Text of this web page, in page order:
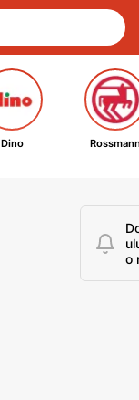
Dino Rossmann
o